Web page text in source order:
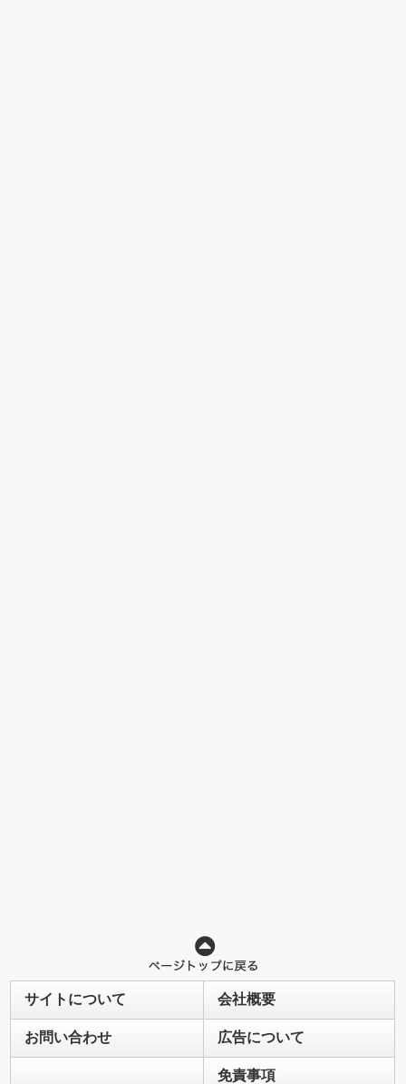
サイトについて 会社概要
お問い合わせ 広告について
免責事項